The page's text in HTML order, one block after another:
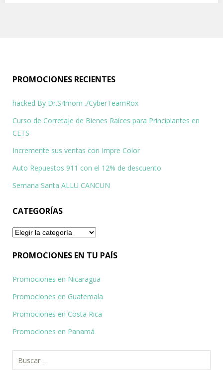
PROMOCIONES RECIENTES
hacked By Dr.S4mom ./CyberTeamRox
Curso de Corretaje de Bienes Raíces para Principiantes en
CETS
Incremente sus ventas con Impre Color
Auto Repuestos 911 con el 12% de descuento
Semana Santa ALLU CANCUN
CATEGORÍAS
Categorías
PROMOCIONES EN TU PAÍS
Promociones en Nicaragua
Promociones en Guatemala
Promociones en Costa Rica
Promociones en Panamá
Buscar: